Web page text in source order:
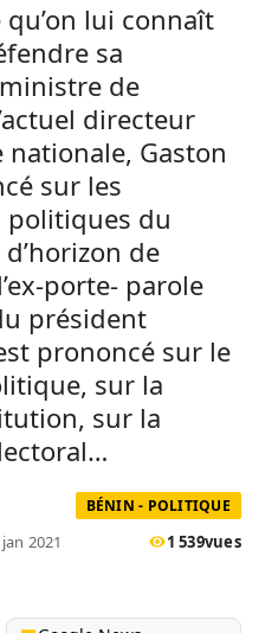
lui connaît
sa
de
directeur
Gaston
sur les
politiques du
de
porte- parole
président
prononcé sur le
sur la
sur la
BÉNIN - POLITIQUE
2021 1 539vues